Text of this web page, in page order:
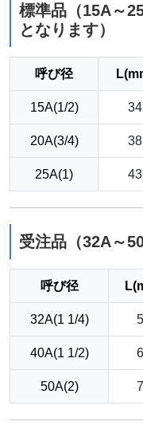
標準品（15A～
となります）
呼び径
15A(1/2) 34
20A(3/4) 38
25A(1) 43
受注品（32A～
呼び径
32A(1 1/4)
40A(1 1/2)
50A(2)